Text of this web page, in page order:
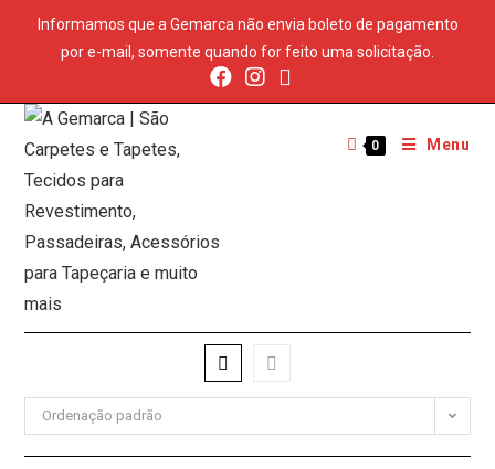
Informamos que a Gemarca não envia boleto de pagamento
por e-mail, somente quando for feito uma solicitação.
0 Menu
Ordenação padrão